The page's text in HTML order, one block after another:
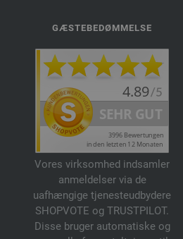
GÆSTEBEDØMMELSE
Vores virksomhed indsamler
anmeldelser via de
uafhængige tjenesteudbydere
SHOPVOTE og TRUSTPILOT.
Disse bruger automatiske og